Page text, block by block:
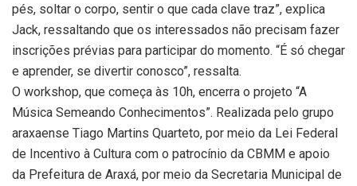
pés, soltar o corpo, sentir o que cada clave traz”, explica
Jack, ressaltando que os interessados não precisam fazer
inscrições prévias para participar do momento. “É só chegar
e aprender, se divertir conosco”, ressalta.
O workshop, que começa às 10h, encerra o projeto “A
Música Semeando Conhecimentos”. Realizada pelo grupo
araxaense Tiago Martins Quarteto, por meio da Lei Federal
de Incentivo à Cultura com o patrocínio da CBMM e apoio
da Prefeitura de Araxá, por meio da Secretaria Municipal de